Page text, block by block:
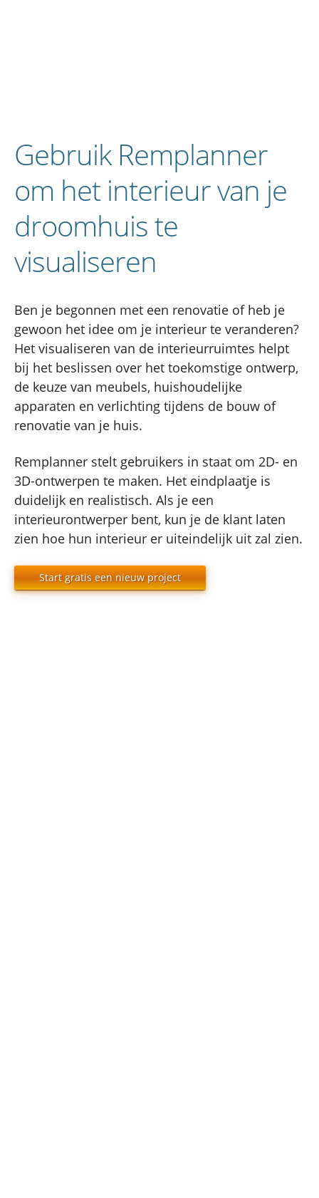
Gebruik Remplanner
om het interieur van je
droomhuis te
visualiseren
Ben je begonnen met een renovatie of heb je
gewoon het idee om je interieur te veranderen?
Het visualiseren van de interieurruimtes helpt
bij het beslissen over het toekomstige ontwerp,
de keuze van meubels, huishoudelijke
apparaten en verlichting tijdens de bouw of
renovatie van je huis.
Remplanner stelt gebruikers in staat om 2D- en
3D-ontwerpen te maken. Het eindplaatje is
duidelijk en realistisch. Als je een
interieurontwerper bent, kun je de klant laten
zien hoe hun interieur er uiteindelijk uit zal zien.
Start gratis een nieuw project